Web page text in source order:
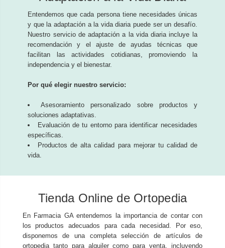
Entendemos que cada persona tiene necesidades únicas
y que la adaptación a la vida diaria puede ser un desafío.
Nuestro servicio de adaptación a la vida diaria incluye la
recomendación y el ajuste de ayudas técnicas que
facilitan las actividades cotidianas, promoviendo la
independencia y el bienestar.
Por qué elegir nuestro servicio:
Asesoramiento personalizado sobre productos y
soluciones adaptativas.
Evaluación de tu entorno para identificar necesidades
específicas.
Productos de alta calidad para mejorar tu calidad de
vida.
Tienda Online de Ortopedia
En Farmacia GA entendemos la importancia de contar con
los productos adecuados para cada necesidad. Por eso,
disponemos de una completa selección de artículos de
ortopedia tanto para alquiler como para venta, incluyendo